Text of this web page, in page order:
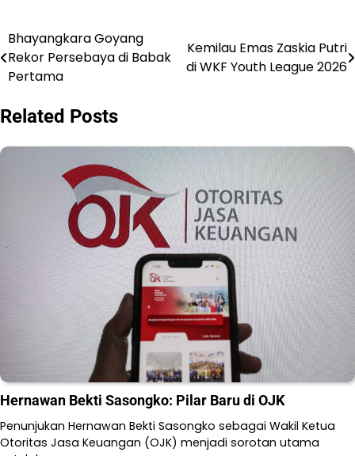
Navigasi
pos
Bhayangkara Goyang
Rekor Persebaya di Babak
Pertama
Kemilau Emas Zaskia Putri
di WKF Youth League 2026
Related Posts
Hernawan Bekti Sasongko: Pilar Baru di OJK
Penunjukan Hernawan Bekti Sasongko sebagai Wakil Ketua
Otoritas Jasa Keuangan (OJK) menjadi sorotan utama